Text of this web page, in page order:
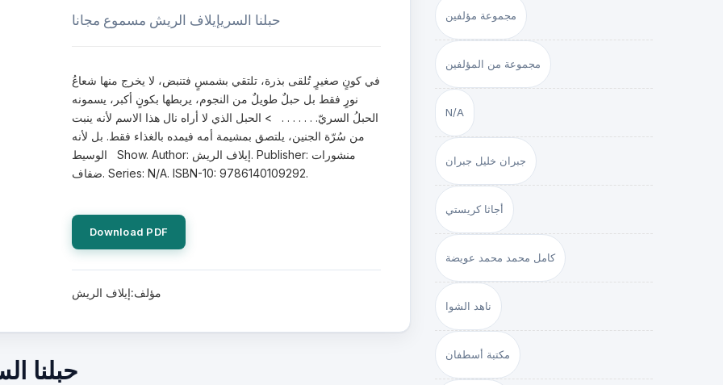
حبلنا السريإيلاف الريش مسموع مجانا
في كونٍ صغيرٍ تُلقى بذرة، تلتقي بشمسٍ فتنبض، لا يخرج منها شعاعُ
نورٍ فقط بل حبلٌ طويلٌ من النجوم، يربطها بكونٍ أكبر، يسمونه
الحبلُ السريّ. . . . . . . > الحبل الذي لا أراه نال هذا الاسم لأنه ينبت
من سُرّة الجنين، يلتصق بمشيمة أمه فيمده بالغذاء فقط. بل لأنه
الوسيط Show. Author: إيلاف الريش. Publisher: منشورات
ضفاف. Series: N/A. ISBN-10: 9786140109292.
Download PDF
مؤلف:إيلاف الريش
حبلنا
مجموعة مؤلفين
مجموعة من المؤلفين
N/A
جبران خليل جبران
أجاثا كريستي
كامل محمد محمد عويضة
ناهد الشوا
مكتبة أسطفان